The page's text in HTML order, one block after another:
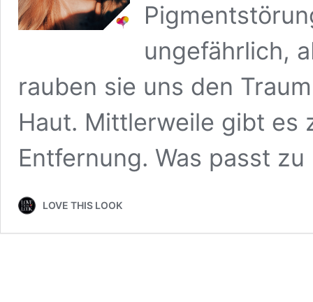
ungefährlich,
rauben sie uns den
Haut. Mittlerweile gibt es
Entfernung. Was passt
LOVE THIS LOOK